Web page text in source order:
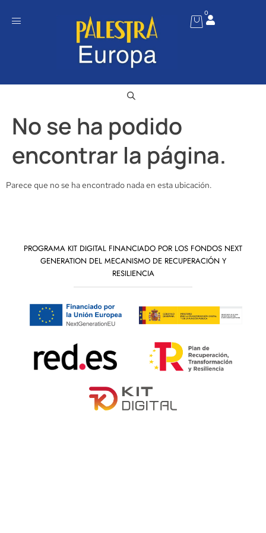
0
No se ha podido
encontrar la página.
Parece que no se ha encontrado nada en esta ubicación.
PROGRAMA KIT DIGITAL FINANCIADO POR LOS FONDOS NEXT
GENERATION DEL MECANISMO DE RECUPERACIÓN Y
RESILIENCIA